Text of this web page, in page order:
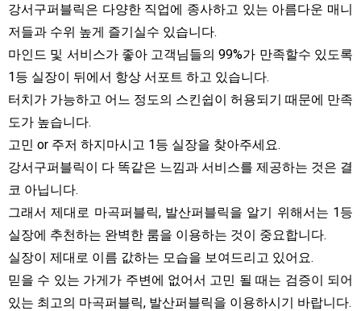
강서구퍼블릭은 다양한 직업에 종사하고 있는 아름다운 매니
저들과 수위 높게 즐기실수 있습니다.
마인드 및 서비스가 좋아 고객님들의 99%가 만족할수 있도록
1등 실장이 뒤에서 항상 서포트 하고 있습니다.
터치가 가능하고 어느 정도의 스킨쉽이 허용되기 때문에 만족
도가 높습니다.
고민 or 주저 하지마시고 1등 실장을 찾아주세요.
강서구퍼블릭이 다 똑같은 느낌과 서비스를 제공하는 것은 결
코 아닙니다.
그래서 제대로 마곡퍼블릭, 발산퍼블릭을 알기 위해서는 1등
실장에 추천하는 완벽한 룸을 이용하는 것이 중요합니다.
실장이 제대로 이름 값하는 모습을 보여드리고 있어요.
믿을 수 있는 가게가 주변에 없어서 고민 될 때는 검증이 되어
있는 최고의 마곡퍼블릭, 발산퍼블릭을 이용하시기 바랍니다.